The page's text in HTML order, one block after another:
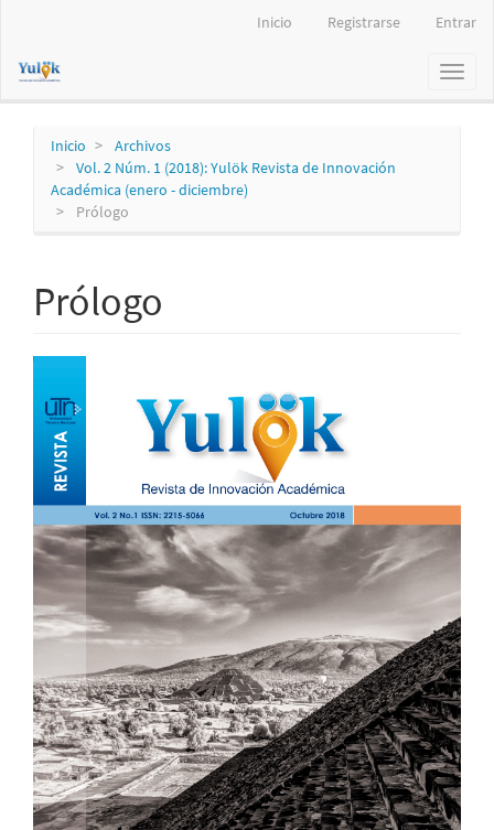
principal
Inicio Registrarse Entrar
Toggle
Inicio
Archivos
Vol. 2 Núm. 1 (2018): Yulök Revista de Innovación
Académica (enero - diciembre)
Prólogo
Prólogo
Barra
lateral
del
artículo